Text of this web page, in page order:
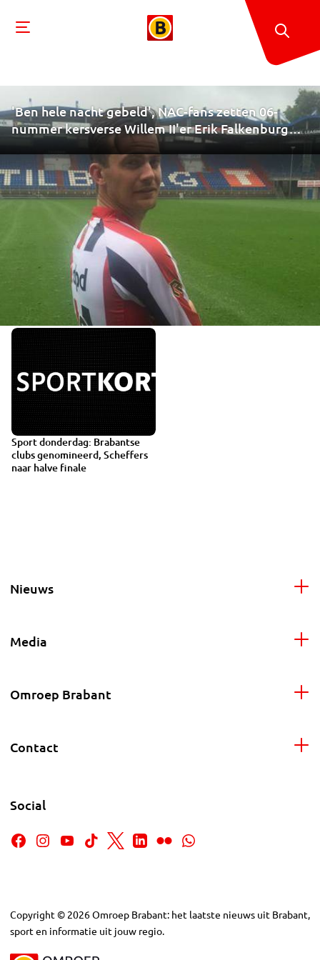
'Ben hele nacht gebeld', NAC-fans zetten 06-
nummer kersverse Willem II'er Erik Falkenburg
online
Sport donderdag: Brabantse
clubs genomineerd, Scheffers
naar halve finale
Nieuws
Media
Omroep Brabant
Contact
Social
Copyright © 2026Omroep Brabant: het laatste nieuws uit Brabant,
sport en informatie uit jouw regio.